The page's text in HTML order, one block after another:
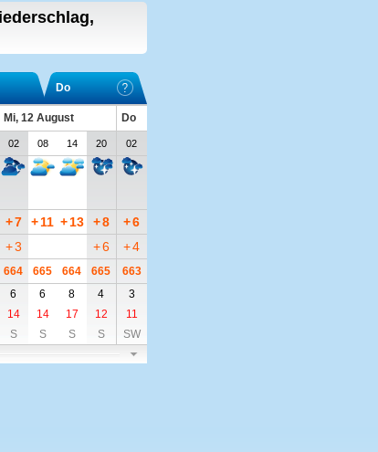
Do
Mi, 12 August
Do
02 08 14 20 02
+7 +11 + 13 +8 +6
+3 +6 +4
664 665 664 665
663
6 6 8 4
3
14 14 17 12
11
S S S S SW